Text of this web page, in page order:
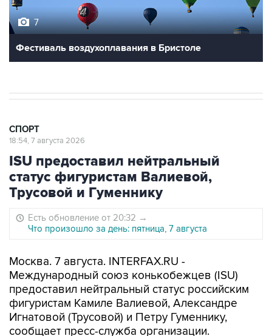
7
Фестиваль воздухоплавания в Бристоле
СПОРТ
18:54, 7 августа 2026
ISU предоставил нейтральный
статус фигуристам Валиевой,
Трусовой и Гуменнику
Есть обновление от 20:32 →
Что произошло за день: пятница, 7 августа
Москва. 7 августа. INTERFAX.RU -
Международный союз конькобежцев (ISU)
предоставил нейтральный статус российским
фигуристам Камиле Валиевой, Александре
Игнатовой (Трусовой) и Петру Гуменнику,
сообщает пресс-служба организации.